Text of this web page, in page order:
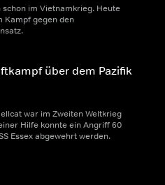
schon im Vietnamkrieg. Heute
Kampf gegen den
über dem Pazifik
war im Zweiten Weltkrieg
Hilfe konnte ein Angriff 60
Essex abgewehrt werden.